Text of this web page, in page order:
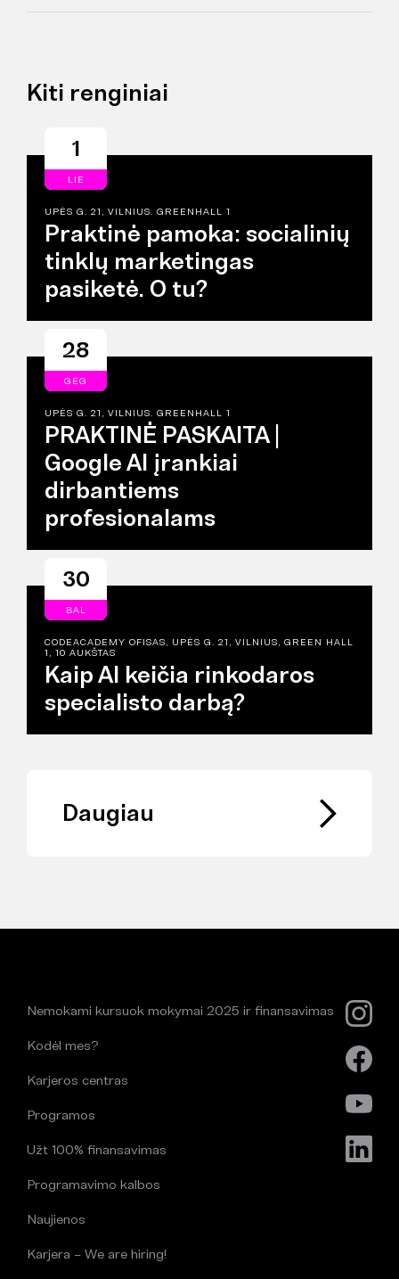
Kiti renginiai
1
LIE
UPĖS G. 21, VILNIUS. GREENHALL 1
Praktinė pamoka: socialinių
tinklų marketingas
pasiketė. O tu?
28
GEG
UPĖS G. 21, VILNIUS. GREENHALL 1
PRAKTINĖ PASKAITA |
Google AI įrankiai
dirbantiems
profesionalams
30
BAL
CODEACADEMY OFISAS, UPĖS G. 21, VILNIUS, GREEN HALL
1, 10 AUKŠTAS
Kaip AI keičia rinkodaros
specialisto darbą?
Daugiau
Nemokami kursuok mokymai 2025 ir finansavimas
Kodėl mes?
Karjeros centras
Programos
Užt 100% finansavimas
Programavimo kalbos
Naujienos
Karjera – We are hiring!